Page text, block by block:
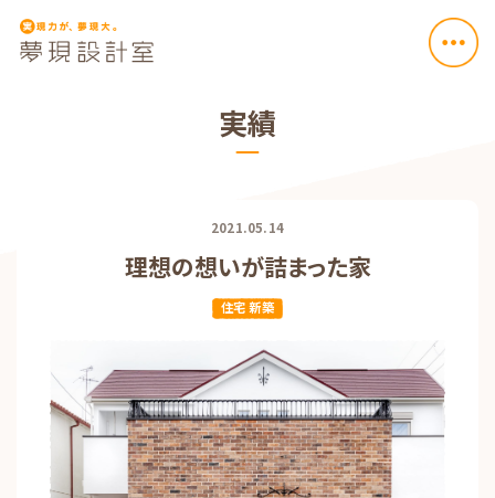
実績
2021.05.14
理想の想いが詰まった家
住宅 新築